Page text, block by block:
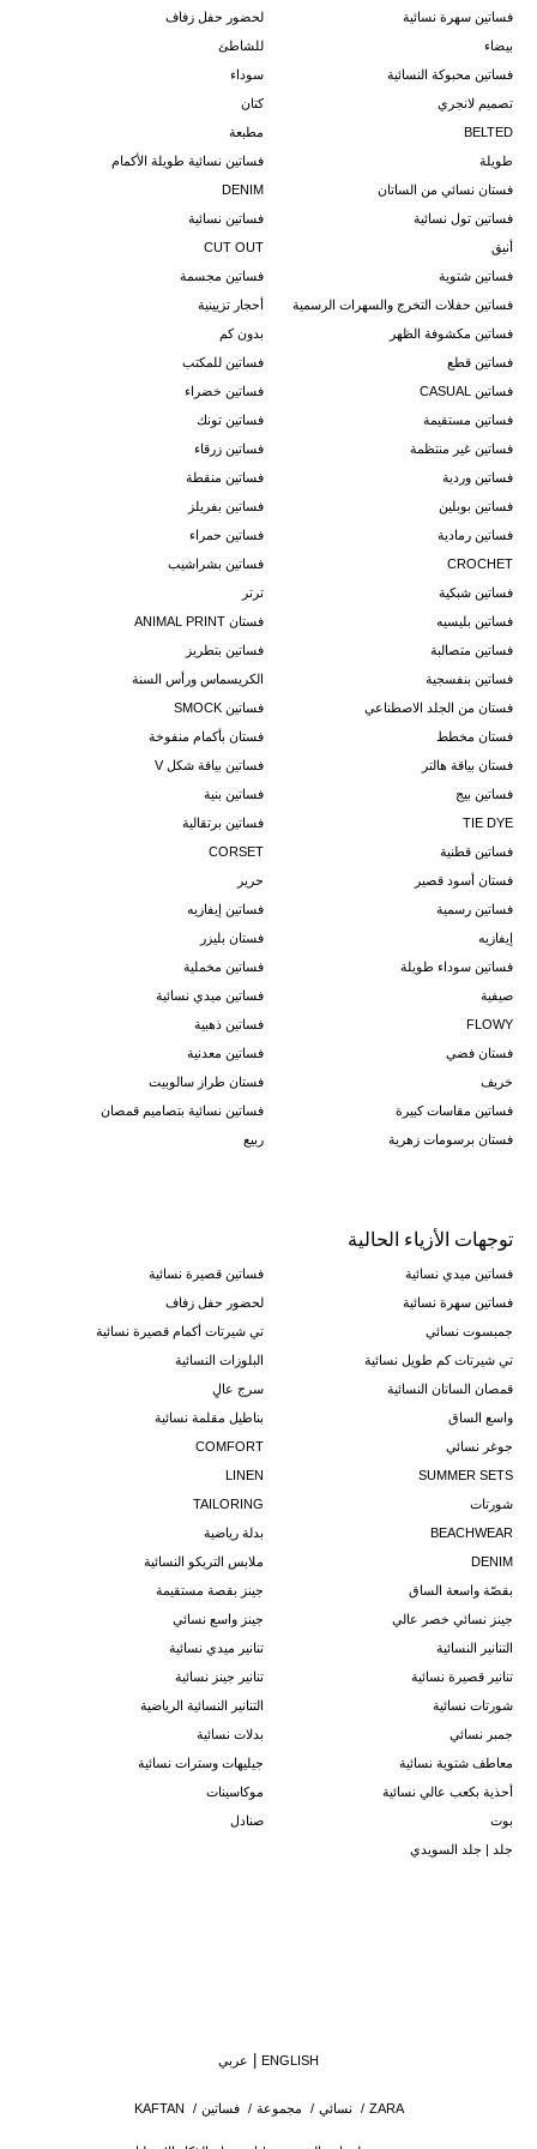
فساتين سهرة نسائية
لحضور حفل زفاف
بيضاء
للشاطئ
فساتين محبوكة النسائية
سوداء
تصميم لانجري
كتان
BELTED
مطبعة
طويلة
فساتين نسائية طويلة الأكمام
فستان نسائي من الساتان
DENIM
فساتين تول نسائية
فساتين نسائية
أنيق
CUT OUT
فساتين شتوية
فساتين مجسمة
فساتين حفلات التخرج والسهرات الرسمية
أحجار تزيينية
فساتين مكشوفة الظهر
بدون كم
فساتين قطع
فساتين للمكتب
فساتين CASUAL
فساتين خضراء
فساتين مستقيمة
فساتين تونك
فساتين غير منتظمة
فساتين زرقاء
فساتين وردية
فساتين منقطة
فساتين بوبلين
فساتين بفريلز
فساتين رمادية
فساتين حمراء
CROCHET
فساتين بشراشيب
فساتين شبكية
ترتر
فساتين بليسيه
فستان ANIMAL PRINT
فساتين متصالبة
فساتين بتطريز
فساتين بنفسجية
الكريسماس ورأس السنة
فستان من الجلد الاصطناعي
فساتين SMOCK
فستان مخطط
فستان بأكمام منفوخة
فستان بياقة هالتر
فساتين بياقة شكل V
فساتين بيج
فساتين بنية
TIE DYE
فساتين برتقالية
فساتين قطنية
CORSET
فستان أسود قصير
حرير
فساتين رسمية
فساتين إيفازيه
إيفازيه
فستان بليزر
فساتين سوداء طويلة
فساتين مخملية
صيفية
فساتين ميدي نسائية
FLOWY
فساتين ذهبية
فستان فضي
فساتين معدنية
خريف
فستان طراز سالوبيت
فساتين مقاسات كبيرة
فساتين نسائية بتصاميم قمصان
فستان برسومات زهرية
ربيع
توجهات الأزياء الحالية
فساتين ميدي نسائية
فساتين قصيرة نسائية
فساتين سهرة نسائية
لحضور حفل زفاف
جمبسوت نسائي
تي شيرتات أكمام قصيرة نسائية
تي شيرتات كم طويل نسائية
البلوزات النسائية
قمصان الساتان النسائية
سرج عالٍ
واسع الساق
بناطيل مقلمة نسائية
جوغر نسائي
COMFORT
SUMMER SETS
LINEN
شورتات
TAILORING
BEACHWEAR
بدلة رياضية
DENIM
ملابس التريكو النسائية
بقصّة واسعة الساق
جينز بقصة مستقيمة
جينز نسائي خصر عالي
جينز واسع نسائي
التنانير النسائية
تنانير ميدي نسائية
تنانير قصيرة نسائية
تنانير جينز نسائية
شورتات نسائية
التنانير النسائية الرياضية
جمبر نسائي
بدلات نسائية
معاطف شتوية نسائية
جيليهات وسترات نسائية
أحذية بكعب عالي نسائية
موكاسينات
بوت
صنادل
جلد | جلد السويدي
ZARA
/ نسائي / مجموعة / فساتين /
KAFTAN
ENGLISH عربي